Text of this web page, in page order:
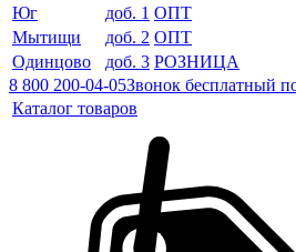
Юг
доб. 1 ОПТ
Мытищи
доб. 2 ОПТ
Одинцово
доб. 3 РОЗНИЦА
8 800 200-04-05Звонок бесплатный
Каталог товаров